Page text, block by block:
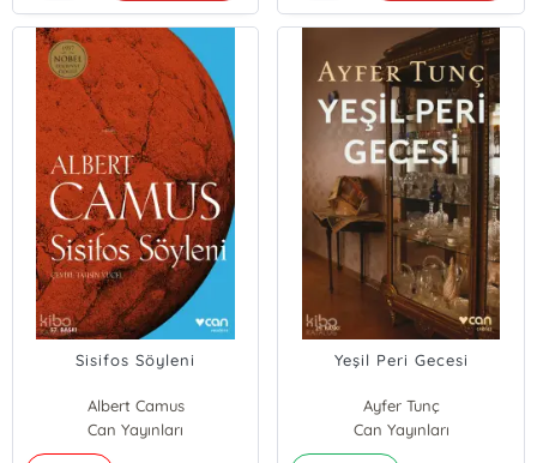
Sisifos Söyleni
Albert Camus
Can Yayınları
Yeşil Peri Gecesi
Ayfer Tunç
Can Yayınları